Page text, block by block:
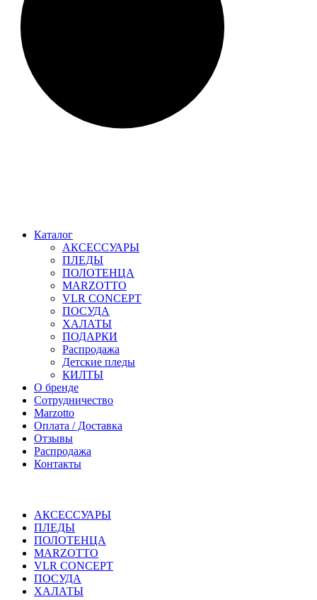
Каталог
АКСЕССУАРЫ
ПЛЕДЫ
ПОЛОТЕНЦА
MARZOTTO
VLR CONCEPT
ПОСУДА
ХАЛАТЫ
ПОДАРКИ
Распродажа
Детские пледы
КИЛТЫ
О бренде
Сотрудничество
Marzotto
Оплата / Доставка
Отзывы
Распродажа
Контакты
АКСЕССУАРЫ
ПЛЕДЫ
ПОЛОТЕНЦА
MARZOTTO
VLR CONCEPT
ПОСУДА
ХАЛАТЫ